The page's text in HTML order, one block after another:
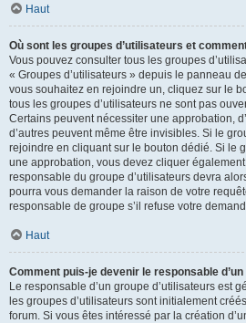
Haut
Où sont les groupes d’utilisateurs et
Vous pouvez consulter tous les groupes
« Groupes d’utilisateurs » depuis le panneau
vous souhaitez en rejoindre un, cliquez sur le
tous les groupes d’utilisateurs ne sont pas
Certains peuvent nécessiter une approbation,
d’autres peuvent même être invisibles. Si le
rejoindre en cliquant sur le bouton dédié. Si le
une approbation, vous devez cliquer
responsable du groupe d’utilisateurs devra
pourra vous demander la raison de votre
responsable de groupe s’il refuse votre
Haut
Comment puis-je devenir le responsable
Le responsable d’un groupe d’utilisateurs est
les groupes d’utilisateurs sont initialement
forum. Si vous êtes intéressé par la création